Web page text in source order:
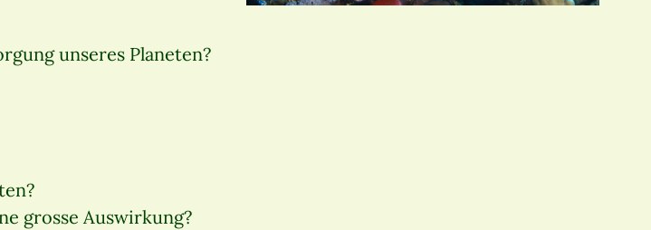
unseres Planeten?
grosse Auswirkung?